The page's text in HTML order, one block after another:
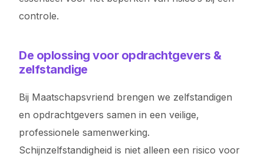
controle.
De oplossing voor opdrachtgevers &
zelfstandige
Bij Maatschapsvriend brengen we zelfstandigen
en opdrachtgevers samen in een veilige,
professionele samenwerking.
Schijnzelfstandigheid is niet alleen een risico voor